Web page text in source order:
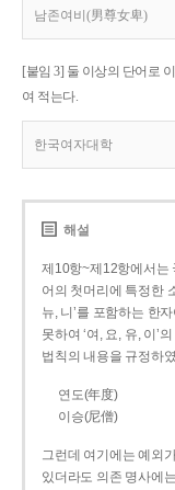
남존여비(男尊女卑)
[붙임 3] 둘 이상의 단어로
여 적는다.
한국여자대학
해설
제10항~제12항에서는
어의 첫머리에 특정한
뉴, 니’를 포함하는 한
못하여 ‘여, 요, 유, 이’
법칙의 내용을 규정하
연도(年度)
이승(尼僧)
그런데 여기에는 예외
있더라도 의존 명사에